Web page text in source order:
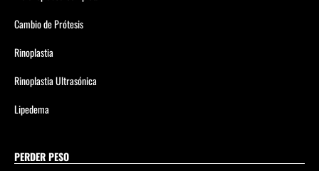
Cambio de Prótesis
Rinoplastia
Rinoplastia Ultrasónica
Lipedema
PERDER PESO